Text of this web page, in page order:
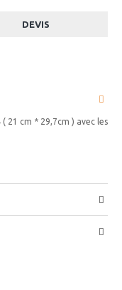
DEVIS
cm * 29,7cm ) avec les